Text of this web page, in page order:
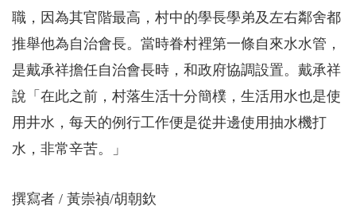
職，因為其官階最高，村中的學長學弟及左右鄰舍都
推舉他為自治會長。當時眷村裡第一條自來水水管，
是戴承祥擔任自治會長時，和政府協調設置。戴承祥
說「在此之前，村落生活十分簡樸，生活用水也是使
用井水，每天的例行工作便是從井邊使用抽水機打
水，非常辛苦。」
撰寫者 黃崇禎/胡朝欽